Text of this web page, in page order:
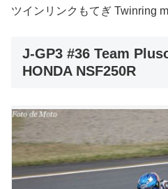
ツインリンクもてぎ Twinring
J-GP3 #36 Team
HONDA NSF250R